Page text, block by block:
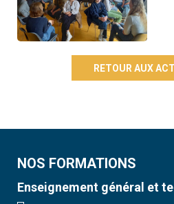
RETOUR AUX
NOS FORMATIONS
Enseignement général et